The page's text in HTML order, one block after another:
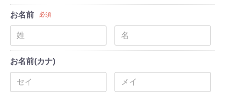
お名前 必須
お名前(カナ)